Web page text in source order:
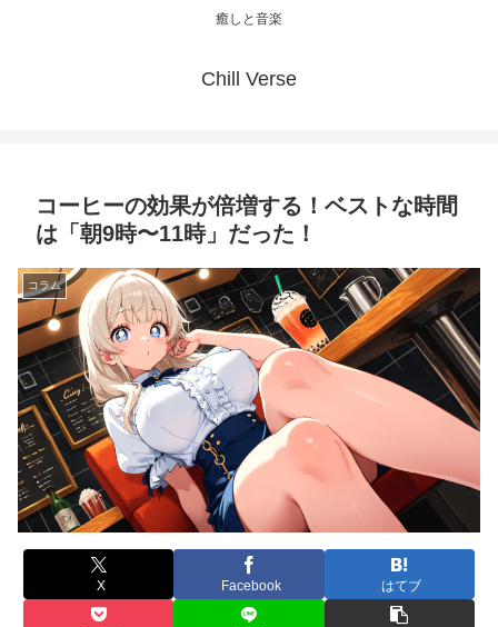
癒しと音楽
Chill Verse
コーヒーの効果が倍増する！ベストな時間
は「朝9時〜11時」だった！
コラム
X Facebook はてブ